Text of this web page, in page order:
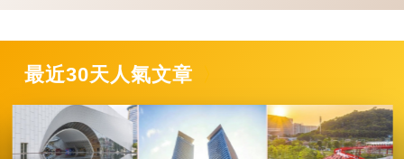
最近30天人氣文章